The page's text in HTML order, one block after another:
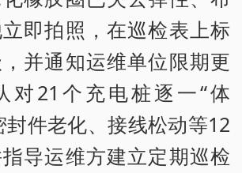
即拍照，在巡检表上标
并通知运维单位限期更
对21个充电桩逐一“体
封件老化、接线松动等12
导运维方建立定期巡检